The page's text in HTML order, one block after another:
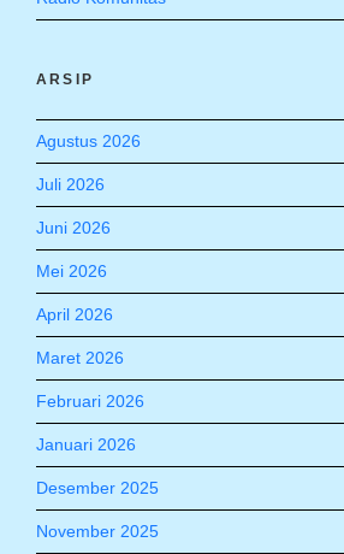
ARSIP
Agustus 2026
Juli 2026
Juni 2026
Mei 2026
April 2026
Maret 2026
Februari 2026
Januari 2026
Desember 2025
November 2025